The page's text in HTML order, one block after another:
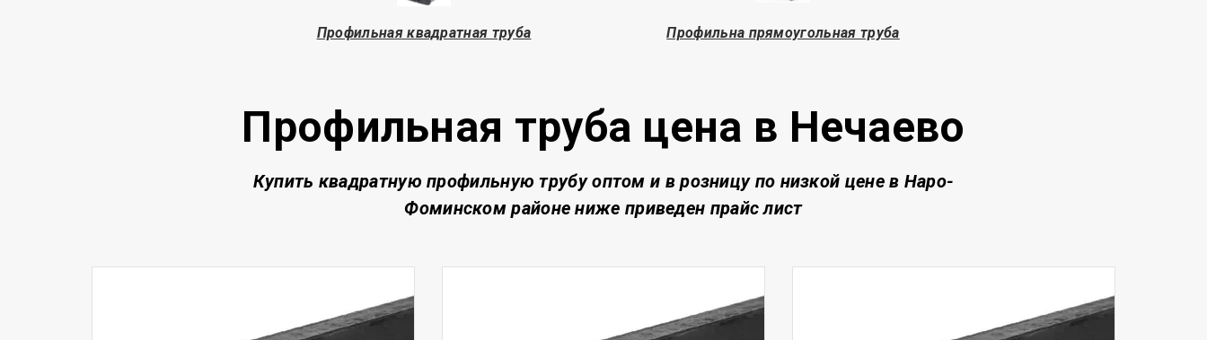
Профильная квадратная труба Профильна прямоугольная труба
Профильная труба цена в Нечаево
Купить квадратную профильную трубу оптом и в розницу по низкой ценев Наро-
Фоминском районе ниже приведен прайс лист